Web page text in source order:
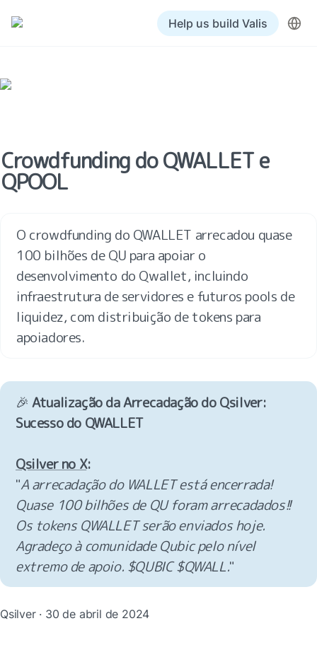
Help us build Valis
Crowdfunding do QWALLET e
QPOOL
O crowdfunding do QWALLET arrecadou quase
100 bilhões de QU para apoiar o
desenvolvimento do Qwallet, incluindo
infraestrutura de servidores e futuros pools de
liquidez, com distribuição de tokens para
apoiadores.
🎉 Atualização da Arrecadação do Qsilver:
Sucesso do QWALLET
Qsilver no X:
"A arrecadação do WALLET está encerrada!
Quase 100 bilhões de QU foram arrecadados!!
Os tokens QWALLET serão enviados hoje.
Agradeço à comunidade Qubic pelo nível
extremo de apoio. $QUBIC $QWALL."
Qsilver · 30 de abril de 2024